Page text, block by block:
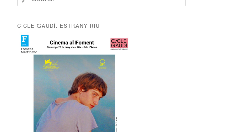
e
r
h
CICLE GAUDÍ. ESTRANY RIU